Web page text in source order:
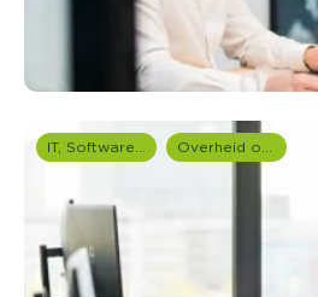
IT, Software & Telecom Overheid onderzoek